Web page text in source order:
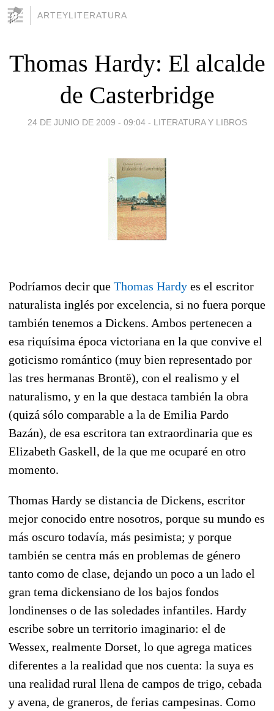
ARTEYLITERATURA
Thomas Hardy: El alcalde
de Casterbridge
24 DE JUNIO DE 2009 - 09:04 - LITERATURA Y LIBROS
Podríamos decir que Thomas Hardy es el escritor
naturalista inglés por excelencia, si no fuera porque
también tenemos a Dickens. Ambos pertenecen a
esa riquísima época victoriana en la que convive el
goticismo romántico (muy bien representado por
las tres hermanas Brontë), con el realismo y el
naturalismo, y en la que destaca también la obra
(quizá sólo comparable a la de Emilia Pardo
Bazán), de esa escritora tan extraordinaria que es
Elizabeth Gaskell, de la que me ocuparé en otro
momento.
Thomas Hardy se distancia de Dickens, escritor
mejor conocido entre nosotros, porque su mundo es
más oscuro todavía, más pesimista; y porque
también se centra más en problemas de género
tanto como de clase, dejando un poco a un lado el
gran tema dickensiano de los bajos fondos
londinenses o de las soledades infantiles. Hardy
escribe sobre un territorio imaginario: el de
Wessex, realmente Dorset, lo que agrega matices
diferentes a la realidad que nos cuenta: la suya es
una realidad rural llena de campos de trigo, cebada
y avena, de graneros, de ferias campesinas. Como